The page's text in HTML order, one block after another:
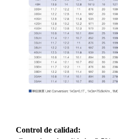
Control de calidad: